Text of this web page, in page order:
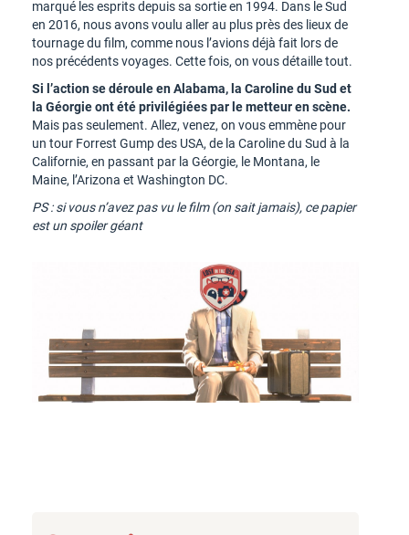
marqué les esprits depuis sa sortie en 1994. Dans le Sud
en 2016, nous avons voulu aller au plus près des lieux de
tournage du film, comme nous l’avions déjà fait lors de
nos précédents voyages. Cette fois, on vous détaille tout.
Si l’action se déroule en Alabama, la Caroline du Sud et
la Géorgie ont été privilégiées par le metteur en scène.
Mais pas seulement. Allez, venez, on vous emmène pour
un tour Forrest Gump des USA, de la Caroline du Sud à la
Californie, en passant par la Géorgie, le Montana, le
Maine, l’Arizona et Washington DC.
PS : si vous n’avez pas vu le film (on sait jamais), ce papier
est un spoiler géant